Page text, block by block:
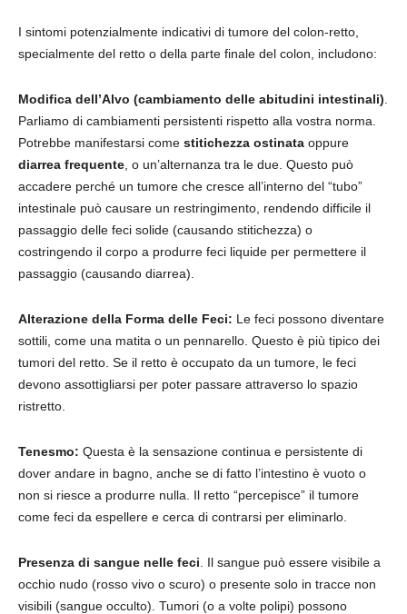
I sintomi potenzialmente indicativi di tumore del colon-retto,
specialmente del retto o della parte finale del colon, includono:
Modifica dell’Alvo (cambiamento delle abitudini intestinali)
Parliamo di cambiamenti persistenti rispetto alla vostra norma.
Potrebbe manifestarsi come stitichezza ostinata oppure
diarrea frequente , o un’alternanza tra le due. Questo può
accadere perché un tumore che cresce all’interno del “tubo”
intestinale può causare un restringimento, rendendo difficile il
passaggio delle feci solide (causando stitichezza) o
costringendo il corpo a produrre feci liquide per permettere il
passaggio (causando diarrea).
Alterazione della Forma delle Feci: Le feci possono diventare
sottili, come una matita o un pennarello. Questo è più tipico dei
tumori del retto. Se il retto è occupato da un tumore, le feci
devono assottigliarsi per poter passare attraverso lo spazio
ristretto.
Tenesmo: Questa è la sensazione continua e persistente di
dover andare in bagno, anche se di fatto l’intestino è vuoto o
non si riesce a produrre nulla. Il retto “percepisce” il tumore
come feci da espellere e cerca di contrarsi per eliminarlo.
Presenza di sangue nelle feci . Il sangue può essere visibile a
occhio nudo (rosso vivo o scuro) o presente solo in tracce non
visibili (sangue occulto). Tumori (o a volte polipi) possono